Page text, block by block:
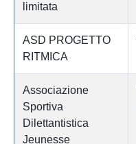
limitata
ASD PROGETTO
RITMICA
Associazione
Sportiva
Dilettantistica
Jeunesse